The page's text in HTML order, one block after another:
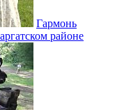
Гармонь
районе